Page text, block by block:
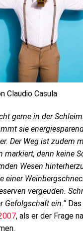
Claudio Casula
gerne in der
sie
Der Weg ist zudem
markiert, denn keine
Wesen
einer
vergeuden.
Gefolgschaft ein.“Das
, als er der Frage